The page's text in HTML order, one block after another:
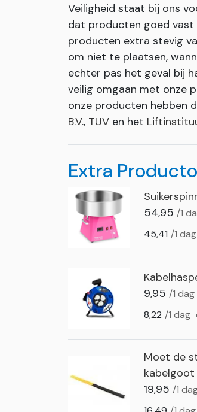
Veiligheid staat bij ons
dat producten goed vast
producten extra stevig
om niet te plaatsen,
echter pas het geval bij
veilig omgaan met onze
onze producten hebben
B.V., TUV en het
Extra
54,95 /1
45,41 /1 dag
9,95 /1 dag
8,22 /1 dag
Moet de
kabelgoot
19,95 /1